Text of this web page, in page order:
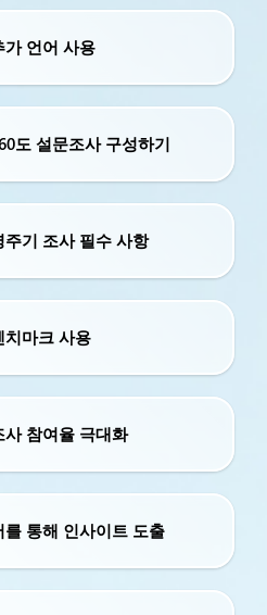
언어 사용
도 설문조사 구성하기
기 조사 필수 사항
마크 사용
참여율 극대화
통해 인사이트 도출